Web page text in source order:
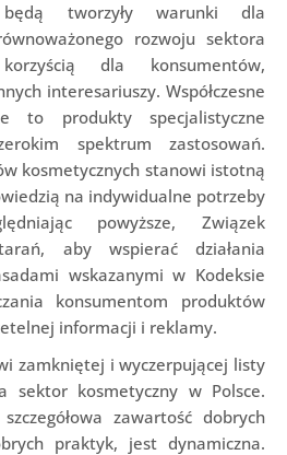
tworzyły warunki dla
rozwoju sektora
dla konsumentów,
interesariuszy. Współczesne
to produkty specjalistyczne
spektrum zastosowań.
kosmetycznych stanowi istotną
na indywidualne potrzeby
powyższe, Związek
aby wspierać działania
wskazanymi w Kodeksie
konsumentom produktów
informacji i reklamy.
zamkniętej i wyczerpującej listy
sektor kosmetyczny w Polsce.
zawartość dobrych
praktyk, jest dynamiczna.